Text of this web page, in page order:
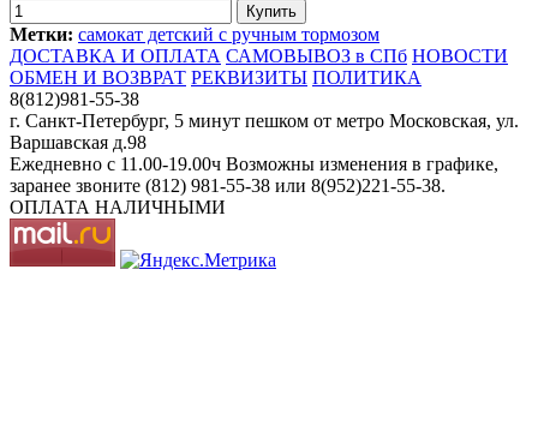
Метки: самокат детский с ручным тормозом
ДОСТАВКА И ОПЛАТА САМОВЫВОЗ в СПб НОВОСТИ
ОБМЕН И ВОЗВРАТ РЕКВИЗИТЫ ПОЛИТИКА
8(812)981-55-38
г. Санкт-Петербург, 5 минут пешком от метро Московская, ул.
Варшавская д.98
Ежедневно c 11.00-19.00ч Возможны изменения в графике,
заранее звоните (812) 981-55-38 или 8(952)221-55-38.
ОПЛАТА НАЛИЧНЫМИ